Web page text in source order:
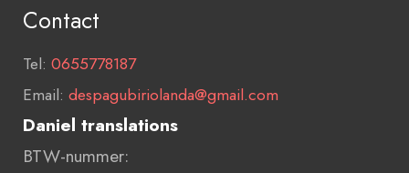
Contact
Tel: 0655778187
Email: despagubiriolanda@gmail.com
Daniel translations
BTW-nummer: